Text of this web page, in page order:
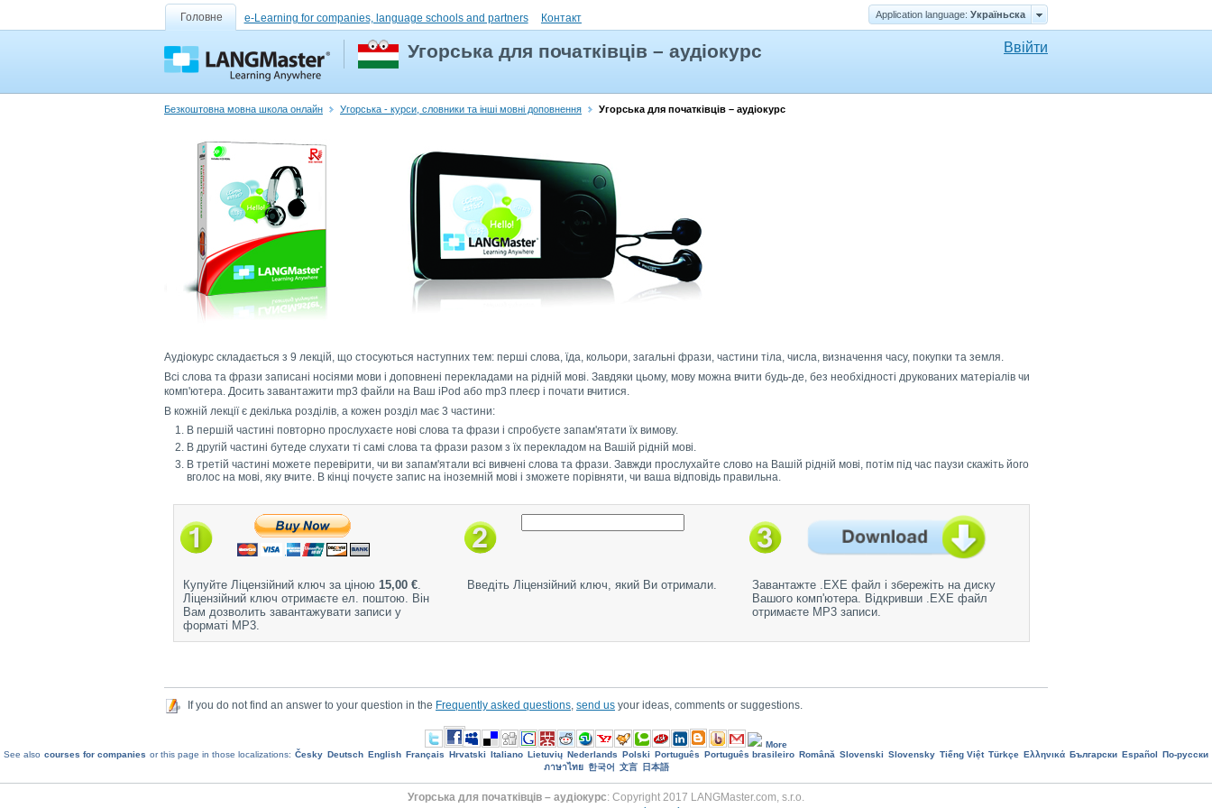
Головне e-Learning for companies, language schools and partners Контакт Application language: Україньска
Угорська для початківців – аудіокурс Ввійти
Безкоштовна мовна школа онлайн Угорська - курси, словники та інші мовні доповнення Угорська для початківців – аудіокурс
Аудіокурс складається з 9 лекцій, що стосуються наступних тем: перші слова, їда, кольори, загальні фрази, частини тіла, числа, визначення часу, покупки та земля.
Всі слова та фрази записані носіями мови і доповнені перекладами на рідній мові. Завдяки цьому, мову можна вчити будь-де, без необхідності друкованих матеріалів чи
комп'ютера. Досить завантажити mp3 файли на Ваш iPod або mp3 плеєр і почати вчитися.
В кожній лекції є декілька розділів, а кожен розділ має 3 частини:
В першій частині повторно прослухаєте нові слова та фрази і спробуєте запам'ятати їх вимову.
В другій частині бутеде слухати ті самі слова та фрази разом з їх перекладом на Вашій рідній мові.
В третій частині можете перевірити, чи ви запам'ятали всі вивчені слова та фрази. Завжди прослухайте слово на Вашій рідній мові, потім під час паузи скажіть його
вголос на мові, яку вчите. В кінці почуєте запис на іноземній мові і зможете порівняти, чи ваша відповідь правильна.
Купуйте Ліцензійний ключ за ціною 15,00 €.
Ліцензійний ключ отримаєте ел. поштою. Він
Вам дозволить завантажувати записи у
форматі MP3.
Введіть Ліцензійний ключ, який Ви отримали.
Завантажте .EXE файл і збережіть на диску
Вашого комп'ютера. Відкривши .EXE файл
отримаєте MP3 записи.
If you do not find an answer to your question in the Frequently asked questions send us your ideas, comments or suggestions.
More
See also courses for companies or this page in those localizations: Česky Deutsch English Français Hrvatski Italiano Lietuvių Nederlands Polski Português Português brasileiro Română Slovenski Slovensky Tiếng Việt Türkçe Ελληνικά Български Еspañol
По-русски
ภาษาไทย 한국어 文言 日本語
Угорська для початківців – аудіокурс: Copyright 2017 LANGMaster.com, s.r.o.